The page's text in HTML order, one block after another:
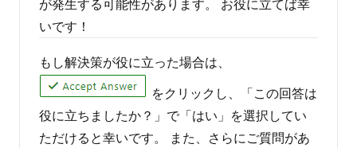
が発生する可能性があります。 お役に立てば幸
いです！
もし解決策が役に立った場合は、
をクリックし、「この回答は
役に立ちましたか？」で「はい」を選択してい
ただけると幸いです。 また、さらにご質問があ